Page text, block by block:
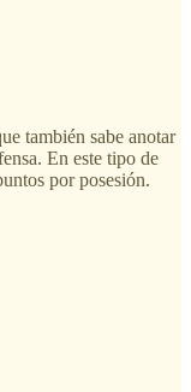
también sabe anotar
En este tipo de
por posesión.